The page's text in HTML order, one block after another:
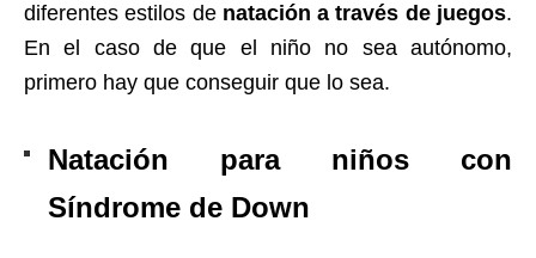
diferentes estilos de natación a través de juegos.
En el caso de que el niño no sea autónomo,
primero hay que conseguir que lo sea.
Natación para niños con
Síndrome de Down